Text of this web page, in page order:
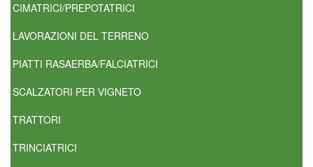
CIMATRICI/PREPOTATRICI
LAVORAZIONI DEL TERRENO
PIATTI RASAERBA/FALCIATRICI
SCALZATORI PER VIGNETO
TRATTORI
TRINCIATRICI